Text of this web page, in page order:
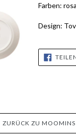
Farben: rosa
Design:
ZURÜCK ZU MOOMINS